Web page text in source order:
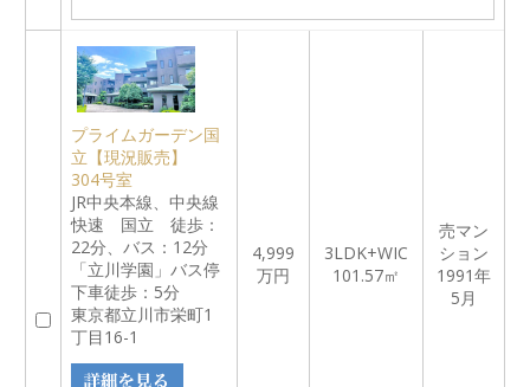
プライムガーデン国
立【現況販売】
304号室
JR中央本線、中央線
快速 国立 徒歩：
22分、バス：12分
「立川学園」バス停
下車徒歩：5分
東京都立川市栄町1
丁目16-1
4,999
万円
3LDK+WIC
101.57㎡
売マン
ション
1991年
5月